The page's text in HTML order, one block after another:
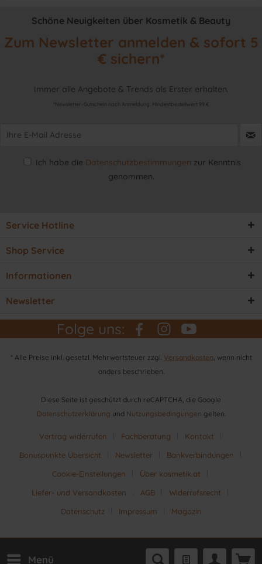
Menü
Originalprodukt vom Hersteller
Schöne Neuigkeiten über Kosmetik & Beauty
Zum Newsletter anmelden & sofort 5
€ sichern*
Immer alle Angebote & Trends als Erster erhalten.
*Newsletter-Gutschein nach Anmeldung. Mindestbestellwert 99 €
Ich habe die Datenschutzbestimmungen zur Kenntnis
genommen.
Service Hotline
Shop Service
Informationen
Newsletter
Folge uns:
* Alle Preise inkl. gesetzl. Mehrwertsteuer zzgl. Versandkosten, wenn nicht
anders beschrieben.
Diese Seite ist geschützt durch reCAPTCHA, die Google
Datenschutzerklärung und Nutzungsbedingungen gelten.
Vertrag widerrufen Fachberatung
Kontakt
Bonuspunkte Übersicht
Newsletter
Bankverbindungen
Cookie-Einstellungen
Über kosmetik.at
Liefer- und Versandkosten
AGB
Widerrufsrecht
Datenschutz
Impressum Magazin